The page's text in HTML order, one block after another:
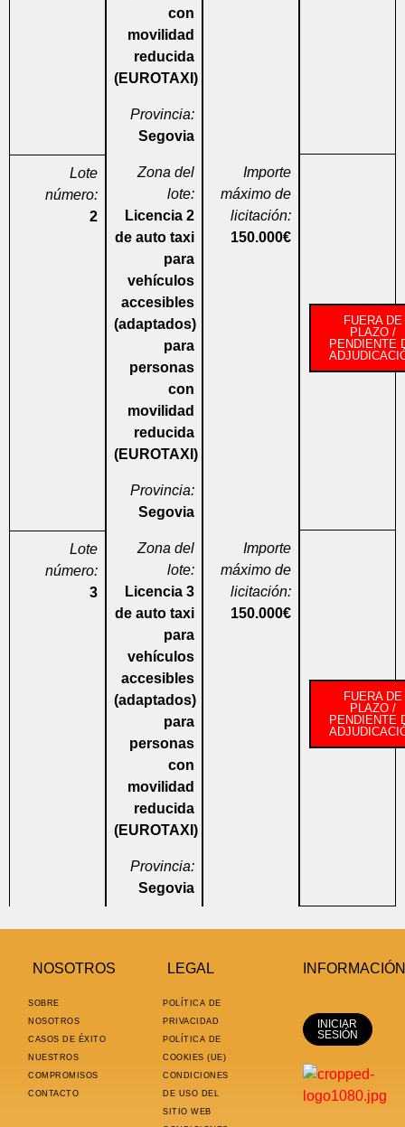
con
movilidad
reducida
(EUROTAXI)
Provincia:
Segovia
Lote
número:
2
Zona del
lote:
Licencia 2
de auto taxi
para
vehículos
accesibles
(adaptados)
para
personas
con
movilidad
reducida
(EUROTAXI)
Provincia:
Segovia
Importe
máximo de
licitación:
150.000€
FUERA DE
PLAZO /
PENDIENTE
Lote
número:
3
Zona del
lote:
Licencia 3
de auto taxi
para
vehículos
accesibles
(adaptados)
para
personas
con
movilidad
reducida
(EUROTAXI)
Provincia:
Segovia
Importe
máximo de
licitación:
150.000€
FUERA DE
PLAZO /
PENDIENTE
NOSOTROS
SOBRE
NOSOTROS
CASOS DE ÉXITO
NUESTROS
COMPROMISOS
CONTACTO
LEGAL
POLÍTICA DE
PRIVACIDAD
POLÍTICA DE
COOKIES (UE)
CONDICIONES
DE USO DEL
SITIO WEB
INFORMACIÓN
INICIAR
SESIÓN